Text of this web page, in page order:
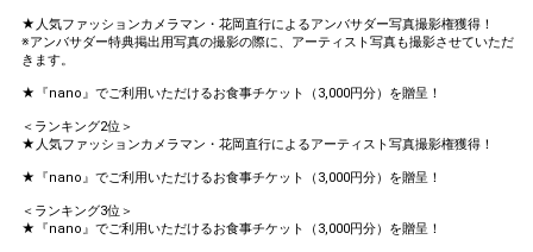
★人気ファッションカメラマン・花岡直行によるアンバサダー写真撮影権獲得！
※アンバサダー特典掲出用写真の撮影の際に、アーティスト写真も撮影させていただ
きます。
★『nano』でご利用いただけるお食事チケット（3,000円分）を贈呈！
＜ランキング2位＞
★人気ファッションカメラマン・花岡直行によるアーティスト写真撮影権獲得！
★『nano』でご利用いただけるお食事チケット（3,000円分）を贈呈！
＜ランキング3位＞
★『nano』でご利用いただけるお食事チケット（3,000円分）を贈呈！